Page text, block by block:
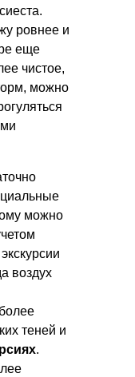
ровнее и
еще
чистое,
можно
можно
воздух
теней и
.